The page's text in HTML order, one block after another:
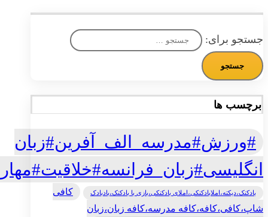
جستجو برای:
برچسب ها
#ورزش#مدرسه_الف_آفرین#زبان
بادکنک،دیکته،املابادکنکی،املای بادکنکی،بازی با بادکنک،بادبادک
کافی
شاپ،کافی،کافه،کافه مدرسه،کافه زبان،زبان